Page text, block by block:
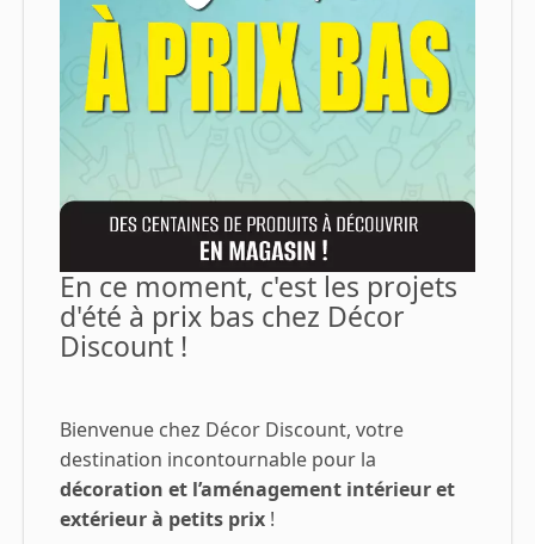
En ce moment, c'est les projets
d'été à prix bas chez Décor
Discount !
Bienvenue chez Décor Discount, votre
destination incontournable pour la
décoration et l’aménagement intérieur et
extérieur à petits prix !